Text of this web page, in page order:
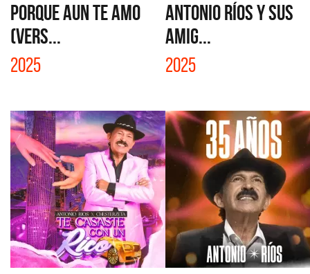
PORQUE AUN TE AMO
(VERS...
2025
ANTONIO RÍOS Y SUS
AMIG...
2025